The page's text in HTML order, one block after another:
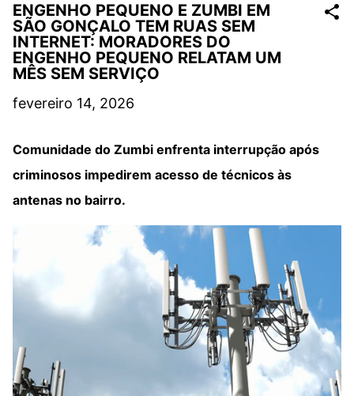
ENGENHO PEQUENO E ZUMBI EM
SÃO GONÇALO TEM RUAS SEM
INTERNET: MORADORES DO
ENGENHO PEQUENO RELATAM UM
MÊS SEM SERVIÇO
fevereiro 14, 2026
Comunidade do Zumbi enfrenta interrupção após
criminosos impedirem acesso de técnicos às
antenas no bairro.